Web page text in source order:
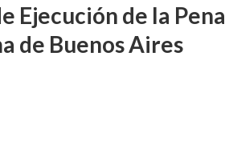
Ejecución de la Pena
de Buenos Aires